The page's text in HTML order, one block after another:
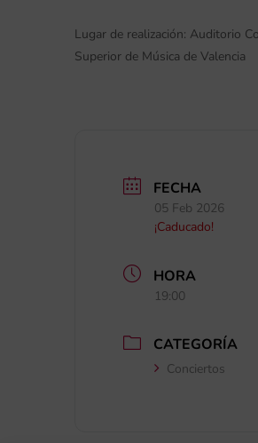
Lugar de realización: Auditorio
Superior de Música de Valencia
FECHA
05 Feb 2026
¡Caducado!
HORA
19:00
CATEGORÍA
Conciertos